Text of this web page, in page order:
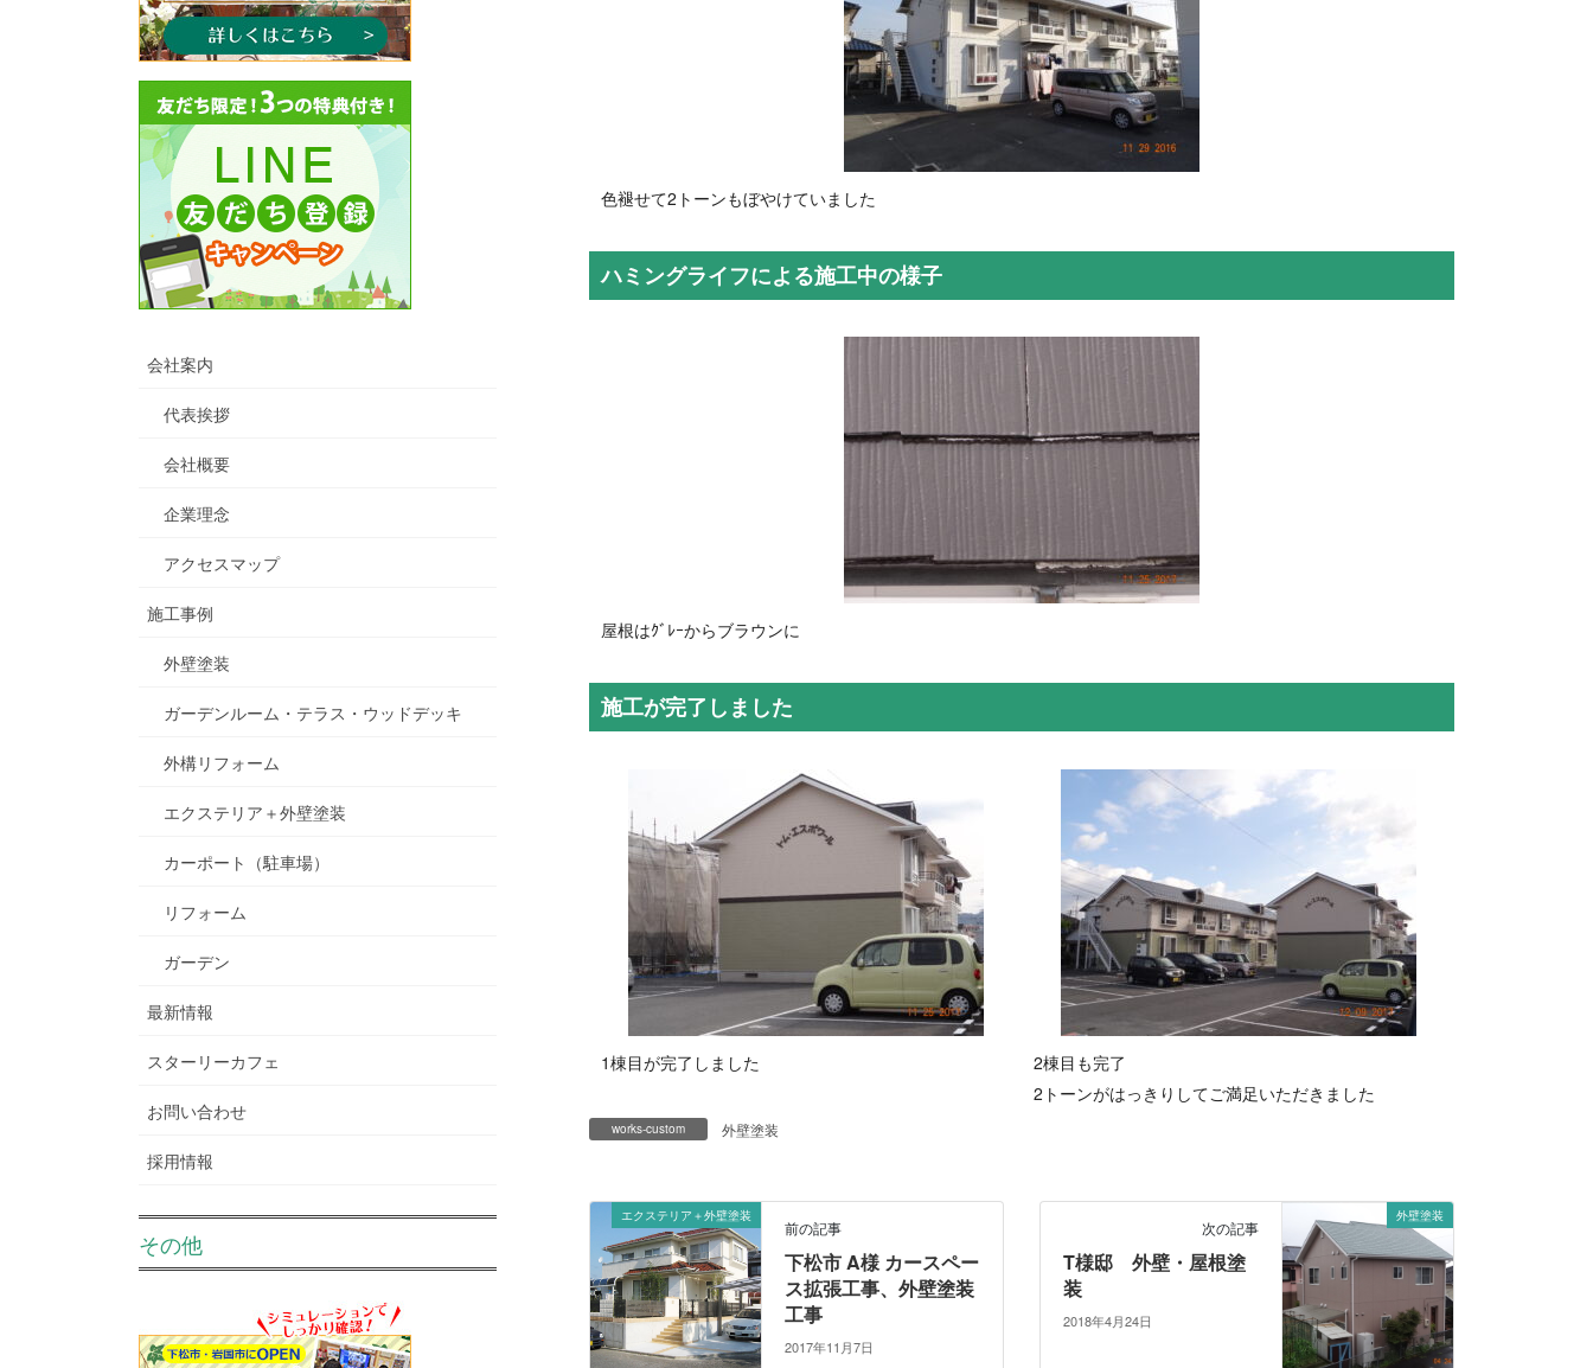
色褪せて2トーンもぼやけていました
ハミングライフによる施工中の様子
屋根はｸﾞﾚｰからブラウンに
施工が完了しました
1棟目が完了しました
2棟目も完了
2トーンがはっきりしてご満足いただきました
works-custom 外壁塗装
エクステリア＋外壁塗装
前の記事
下松市 A様 カースペー
ス拡張工事、外壁塗装
工事
2017年11月7日
外壁塗装
次の記事
T様邸 外壁・屋根塗
装
2018年4月24日
会社案内
代表挨拶
会社概要
企業理念
アクセスマップ
施工事例
外壁塗装
ガーデンルーム・テラス・ウッドデッキ
外構リフォーム
エクステリア＋外壁塗装
カーポート（駐車場）
リフォーム
ガーデン
最新情報
スターリーカフェ
お問い合わせ
採用情報
その他